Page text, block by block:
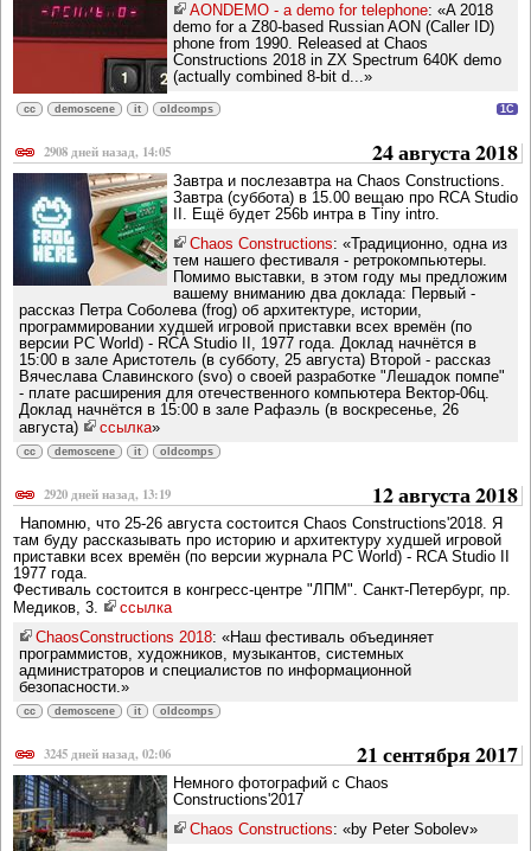
AONDEMO - a demo for telephone: «A 2018
demo for a Z80-based Russian AON (Caller ID)
phone from 1990. Released at Chaos
Constructions 2018 in ZX Spectrum 640K demo
(actually combined 8-bit d...»
cc demoscene it oldcomps 1C
2908 дней назад, 14:05 24 августа 2018
Завтра и послезавтра на Chaos Constructions.
Завтра (суббота) в 15.00 вещаю про RCA Studio
II. Ещё будет 256b интра в Tiny intro.
Chaos Constructions: «Традиционно, одна из
тем нашего фестиваля - ретрокомпьютеры.
Помимо выставки, в этом году мы предложим
вашему вниманию два доклада: Первый -
рассказ Петра Соболева (frog) об архитектуре, истории,
программировании худшей игровой приставки всех времён (по
версии PC World) - RCA Studio II, 1977 года. Доклад начнётся в
15:00 в зале Аристотель (в субботу, 25 августа) Второй - рассказ
Вячеслава Славинского (svo) о своей разработке "Лешадок помпе"
- плате расширения для отечественного компьютера Вектор-06ц.
Доклад начнётся в 15:00 в зале Рафаэль (в воскресенье, 26
августа)
ссылка»
cc demoscene it oldcomps
2920 дней назад, 13:19 12 августа 2018
Напомню, что 25-26 августа состоится Chaos Constructions'2018. Я
там буду рассказывать про историю и архитектуру худшей игровой
приставки всех времён (по версии журнала PC World) - RCA Studio II
1977 года.
Фестиваль состоится в конгресс-центре "ЛПМ". Санкт-Петербург, пр.
Медиков, 3.
ссылка
ChaosConstructions 2018: «Наш фестиваль объединяет
программистов, художников, музыкантов, системных
администраторов и специалистов по информационной
безопасности.»
cc demoscene it oldcomps
3245 дней назад, 02:06 21 сентября 2017
Немного фотографий с Chaos
Constructions'2017
Chaos Constructions: «by Peter Sobolev»